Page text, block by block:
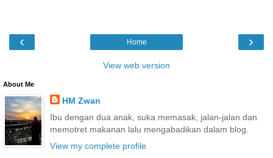
‹ ›
Home
View web version
About Me
HM Zwan
Ibu dengan dua anak, suka memasak, jalan-jalan dan
memotret makanan lalu mengabadikan dalam blog.
View my complete profile